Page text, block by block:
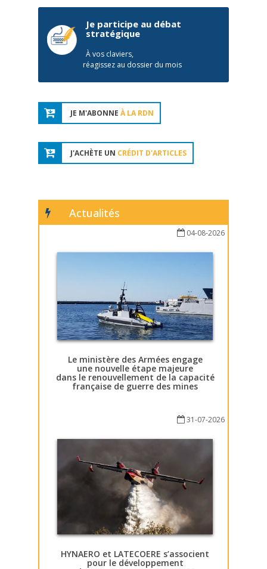
Je participe au débat
stratégique
À vos claviers,
réagissez au dossier du mois
JE M'ABONNE À LA RDN
J'ACHÈTE UN CRÉDIT D'ARTICLES
Actualités
04-08-2026
Le ministère des Armées engage
une nouvelle étape majeure
dans le renouvellement de la capacité
française de guerre des mines
31-07-2026
HYNAERO et LATECOERE s’associent
pour le développement